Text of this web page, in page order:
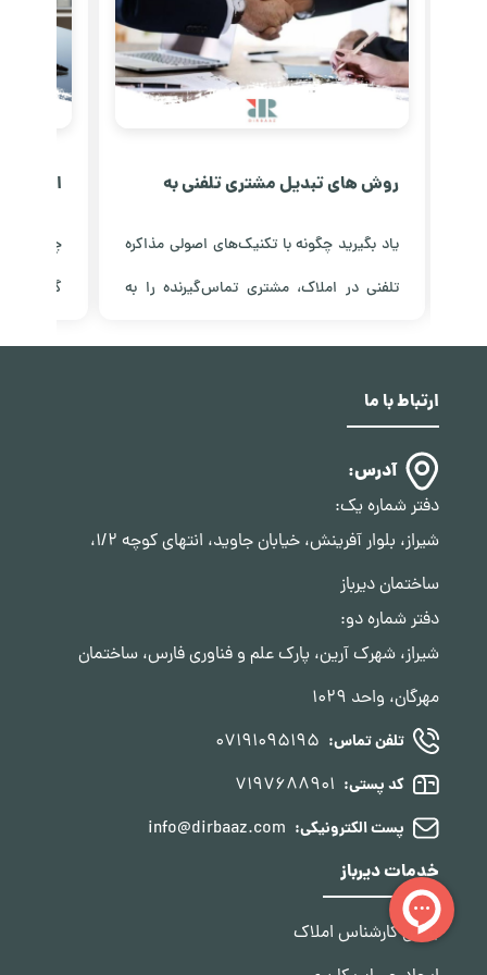
روش های تبدیل مشتری تلفنی به
حضوری در املاک
یاد بگیرید چگونه با تکنیک‌های اصولی مذاکره
تلفنی در املاک، مشتری تماس‌گیرنده را به
مشاهده مقاله
امنیت و
چرا
گزینه
مشاهده
ارتباط با ما
آدرس:
دفتر شماره یک:
شیراز، بلوار آفرینش، خیابان جاوید، انتهای کوچه 1/2،
ساختمان دیرباز
دفتر شماره دو:
شیراز، شهرک آرین، پارک علم و فناوری فارس، ساختمان
مهرگان، واحد 1029
تلفن تماس: 07191095195
کد پستی: 7197688901
پست الکترونیکی: info@dirbaaz.com
خدمات دیرباز
یافتن کارشناس املاک